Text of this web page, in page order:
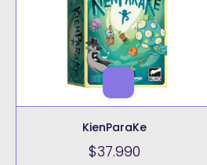
KienParaKe
$37.990